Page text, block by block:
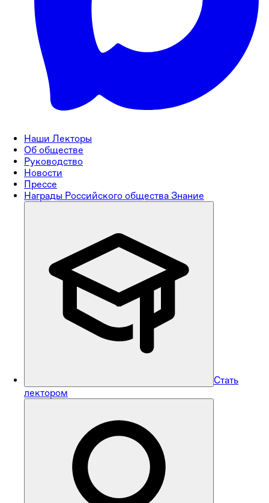
Наши Лекторы
Об обществе
Руководство
Новости
Прессе
Награды Российского общества Знание
Стать
лектором